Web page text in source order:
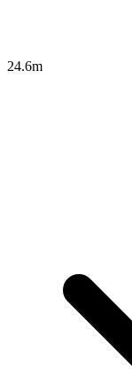
24.6m